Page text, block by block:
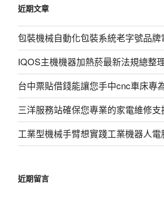
字:
近期文章
包裝機械自動化包裝系統老字號品牌
IQOS主機機器加熱菸最新法規總整
台中票貼借錢能讓您手中cnc車床專
三洋服務站確保您專業的家電維修
工業型機械手臂想實踐工業機器人電
近期留言